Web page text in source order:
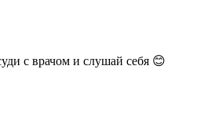
с врачом и слушай себя 😊